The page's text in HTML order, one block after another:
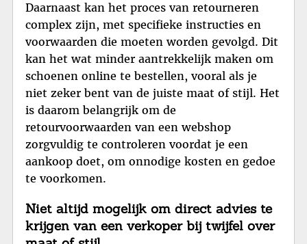
Daarnaast kan het proces van retourneren
complex zijn, met specifieke instructies en
voorwaarden die moeten worden gevolgd. Dit
kan het wat minder aantrekkelijk maken om
schoenen online te bestellen, vooral als je
niet zeker bent van de juiste maat of stijl. Het
is daarom belangrijk om de
retourvoorwaarden van een webshop
zorgvuldig te controleren voordat je een
aankoop doet, om onnodige kosten en gedoe
te voorkomen.
Niet altijd mogelijk om direct advies te
krijgen van een verkoper bij twijfel over